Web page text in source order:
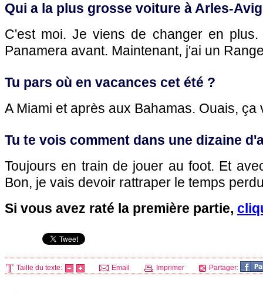
Qui a la plus grosse voiture à Arles-
C'est moi. Je viens de changer en
Panamera avant. Maintenant, j'ai un
Tu pars où en vacances cet été ?
A Miami et après aux Bahamas. Ouais,
Tu te vois comment dans une dizaine
Toujours en train de jouer au foot. Et
Bon, je vais devoir rattraper le temps
Si vous avez raté la première partie,
Taille du texte: Email Imprimer Partager: